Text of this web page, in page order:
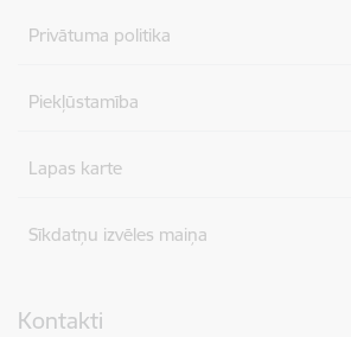
Privātuma politika
Piekļūstamība
Lapas karte
Sīkdatņu izvēles maiņa
Kontakti